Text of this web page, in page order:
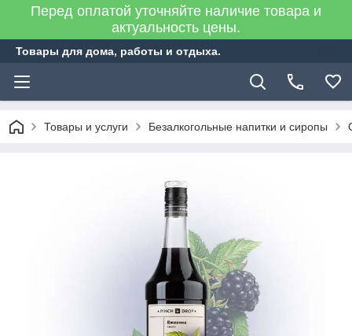
Перед оплатой уточняйте наличие товара и
актуальность цены.
Товары для дома, работы и отдыха.
Товары и услуги Безалкогольные напитки и сиропы